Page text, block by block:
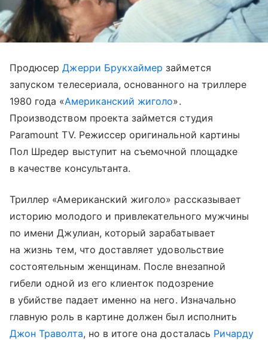
ПродюсерДжерри Брукхаймер займется
запуском телесериала, основанного на триллере
1980 года «Американский жиголо».
Производством проекта займется студия
Paramount TV. Режиссер оригинальной картины
Пол Шредер выступит на съемочной площадке
в качестве консультанта.
Триллер «Американский жиголо» рассказывает
историю молодого и привлекательного мужчины
по имени Джулиан, который зарабатывает
на жизнь тем, что доставляет удовольствие
состоятельным женщинам. После внезапной
гибели одной из его клиенток подозрение
в убийстве падает именно на него. Изначально
главную роль в картине должен был исполнить
Джон Траволта, но в итоге она досталась Ричарду